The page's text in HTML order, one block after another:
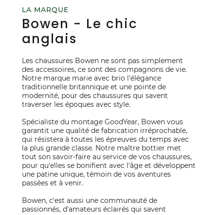
LA MARQUE
Bowen - Le chic
anglais
Les chaussures Bowen ne sont pas simplement
des accessoires, ce sont des compagnons de vie.
Notre marque marie avec brio l'élégance
traditionnelle britannique et une pointe de
modernité, pour des chaussures qui savent
traverser les époques avec style.
Spécialiste du montage GoodYear, Bowen vous
garantit une qualité de fabrication irréprochable,
qui résistera à toutes les épreuves du temps avec
la plus grande classe. Notre maître bottier met
tout son savoir-faire au service de vos chaussures,
pour qu'elles se bonifient avec l'âge et développent
une patine unique, témoin de vos aventures
passées et à venir.
Bowen, c'est aussi une communauté de
passionnés, d'amateurs éclairés qui savent